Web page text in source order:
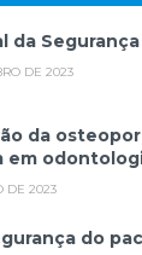
da
DE 2023
da
em
DE 2023
do